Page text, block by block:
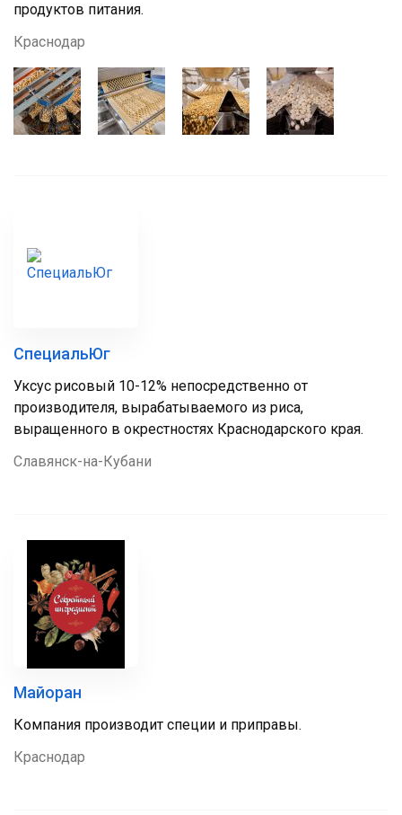
продуктов питания.
Краснодар
СпециальЮг
Уксус рисовый 10-12% непосредственно от
производителя, вырабатываемого из риса,
выращенного в окрестностях Краснодарского края.
Славянск-на-Кубани
Майоран
Компания производит специи и приправы.
Краснодар